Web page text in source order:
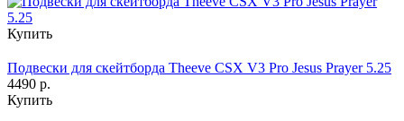
Купить
Подвески для скейтборда Theeve CSX V3 Pro Jesus Prayer 5.25
4490 р.
Купить